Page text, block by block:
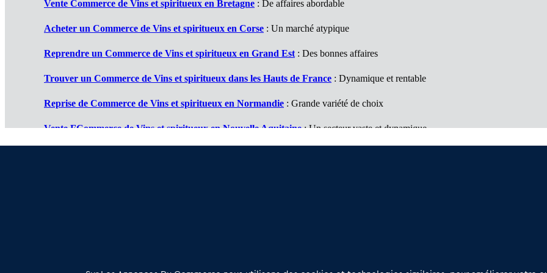
Vente Commerce de Vins et spiritueux en Bretagne : De affaires abordable
Acheter un Commerce de Vins et spiritueux en Corse : Un marché atypique
Reprendre un Commerce de Vins et spiritueux en Grand Est : Des bonnes affaires
Trouver un Commerce de Vins et spiritueux dans les Hauts de France : Dynamique et rentable
Reprise de Commerce de Vins et spiritueux en Normandie : Grande variété de choix
Vente FCommerce de Vins et spiritueux en Nouvelle Aquitaine: Un secteur vaste et dynamique